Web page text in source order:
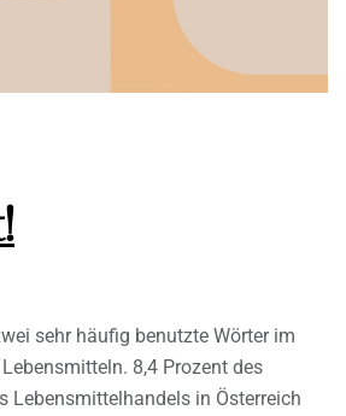
sehr häufig benutzte Wörter im
8,4 Prozent des
Lebensmittelhandels in Österreich